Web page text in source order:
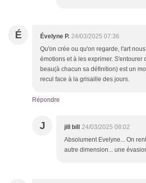
É Évelyne P. 24/03/2025 07:36
Qu'on crée ou qu'on regarde, l'art
émotions et à les exprimer. S'entourer
beau(à chacun sa définition) est un
recul face à la grisaille des jours.
Répondre
J jill bill
24/03/2025 08:02
Absolument Evelyne... On
autre dimension... une